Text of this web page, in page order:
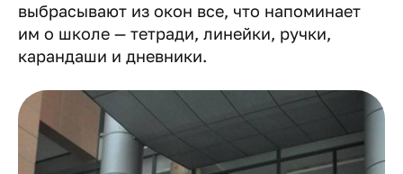
выбрасывают из окон все, что напоминает
им о школе — тетради, линейки, ручки,
карандаши и дневники.